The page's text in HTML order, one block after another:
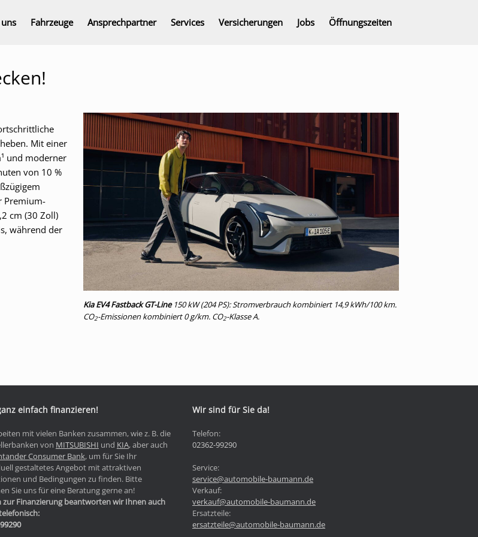
Fahrzeuge Ansprechpartner Services Versicherungen Jobs Öffnungszeiten
Mit einer
und moderner
von 10 %
Premium-
cm (30 Zoll)
während der
Kia EV4 Fastback GT-Line150 kW (204 PS): Stromverbrauch kombiniert 14,9 kWh/100 km.
CO2-Emissionen kombiniert 0 g/km. CO2-Klasse A.
einfach finanzieren!
mit vielen Banken zusammen, wie z. B. die
von MITSUBISHI und KIA, aber auch
Consumer Bank, um für Sie Ihr
gestaltetes Angebot mit attraktiven
und Bedingungen zu finden. Bitte
Sie uns für eine Beratung gerne an!
zur Finanzierung beantworten wir Ihnen auch
Wir sind für Sie da!
Telefon:
02362-99290
Service:
service@automobile-baumann.de
Verkauf:
verkauf@automobile-baumann.de
Ersatzteile:
ersatzteile@automobile-baumann.de